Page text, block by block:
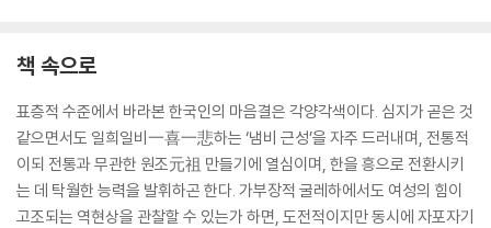
책 속으로
표층적 수준에서 바라본 한국인의 마음결은 각양각색이다. 심지가 곧은 것
같으면서도 일희일비一喜一悲하는 ‘냄비 근성’을 자주 드러내며, 전통적
이되 전통과 무관한 원조元祖 만들기에 열심이며, 한을 흥으로 전환시키
는 데 탁월한 능력을 발휘하곤 한다. 가부장적 굴레하에서도 여성의 힘이
고조되는 역현상을 관찰할 수 있는가 하면, 도전적이지만 동시에 자포자기